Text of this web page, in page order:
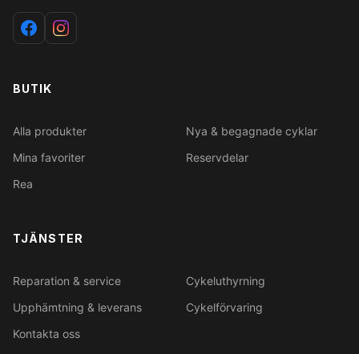
BUTIK
Alla produkter
Nya & begagnade cyklar
Mina favoriter
Reservdelar
Rea
TJÄNSTER
Reparation & service
Cykeluthyrning
Upphämtning & leverans
Cykelförvaring
Kontakta oss